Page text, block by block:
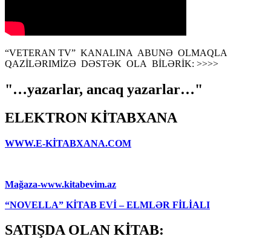
“VETERAN TV” KANALINA ABUNƏ OLMAQLA
QAZİLƏRIMİZƏ DƏSTƏK OLA BİLƏRİK: >>>>
"…yazarlar, ancaq yazarlar…"
ELEKTRON KİTABXANA
WWW.E-KİTABXANA.COM
Mağaza-www.kitabevim.az
“NOVELLA” KİTAB EVİ – ELMLƏR FİLİALI
SATIŞDA OLAN KİTAB: